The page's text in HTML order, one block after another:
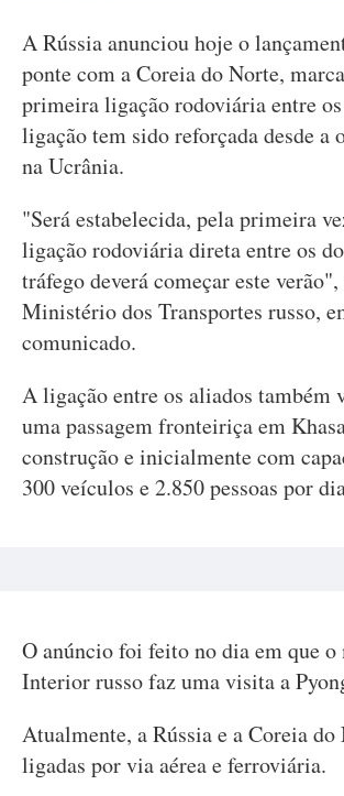
A Rússia anunciou hoje o
ponte com a Coreia do Norte,
primeira ligação rodoviária entre
ligação tem sido reforçada desde a
na Ucrânia.
"Será estabelecida, pela primeira
ligação rodoviária direta entre os
tráfego deverá começar este
Ministério dos Transportes russo,
comunicado.
A ligação entre os aliados também
uma passagem fronteiriça em
construção e inicialmente com
300 veículos e 2.850 pessoas por
O anúncio foi feito no dia em que
Interior russo faz uma visita a
Atualmente, a Rússia e a Coreia do
ligadas por via aérea e ferroviária.